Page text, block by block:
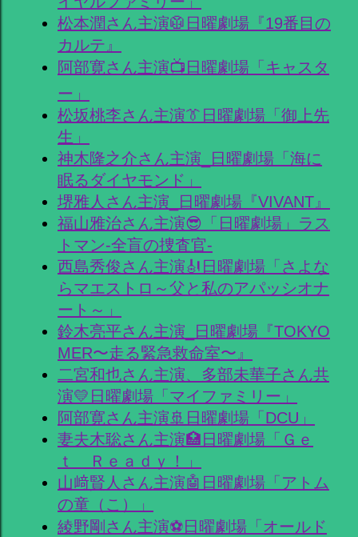
松本潤さん主演🥼日曜劇場『19番目の
カルテ』
阿部寛さん主演📺日曜劇場「キャスタ
ー」
松坂桃李さん主演👔日曜劇場「御上先
生」
神木隆之介さん主演_日曜劇場「海に
眠るダイヤモンド」
堺雅人さん主演_日曜劇場『VIVANT』
福山雅治さん主演😎「日曜劇場」ラス
トマン-全盲の捜査官-
西島秀俊さん主演🎻日曜劇場「さよな
らマエストロ～父と私のアパッシオナ
ート～」
鈴木亮平さん主演_日曜劇場『TOKYO
MER〜走る緊急救命室〜』
二宮和也さん主演、多部未華子さん共
演💛日曜劇場「マイファミリー」
阿部寛さん主演🚢日曜劇場「DCU」
妻夫木聡さん主演🏥日曜劇場「Ｇｅ
ｔ Ｒｅａｄｙ！」
山﨑賢人さん主演🤖日曜劇場「アトム
の童（こ）」
綾野剛さん主演⚽日曜劇場「オールド